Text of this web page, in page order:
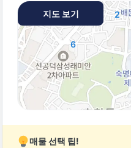
6
2
지도 보기
매물 선택 팁!